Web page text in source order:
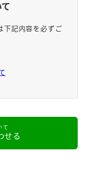
下記内容を必ずご
て
せる